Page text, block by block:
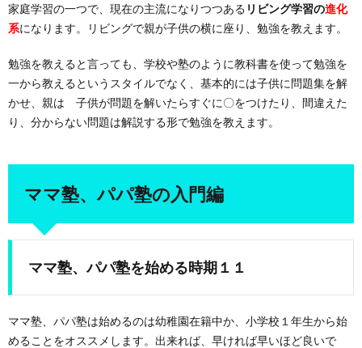
家庭学習の一つで、現在の主流になりつつある リビング学習の進化
系になります。リビングで親が子供の横に座り、勉強を教えます。
勉強を教えると言っても、学校や塾のように教科書を使って勉強を
一から教えるというスタイルでなく、基本的には子供に問題集を解
かせ、親は 子供が問題を解いたらすぐに〇をつけたり、間違えた
り、分からない問題は解説する形で勉強を教えます。
ママ塾、パパ塾の入門編
ママ塾、パパ塾を始める時期１１
ママ塾、パパ塾は始めるのは幼稚園在籍中か、小学校１年生から始
めることをオススメします。出来れば、早ければ早いほど良いで